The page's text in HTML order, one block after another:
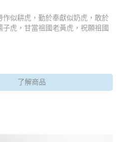
作似耕虎，勤於奉獻似奶虎，敢於
虎，甘當祖國老黃虎，祝願祖國
了解商品